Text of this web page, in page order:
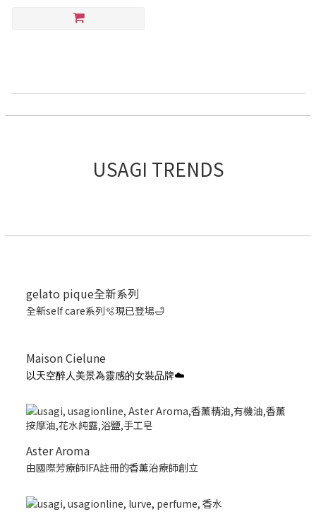
USAGI TRENDS
gelato pique全新系列
全新self care系列🫧現已登場🛁
Maison Cielune
以天空醉人美景為靈感的女裝品牌☁️
Aster Aroma
由國際芳療師IFA註冊的香薰治療師創立